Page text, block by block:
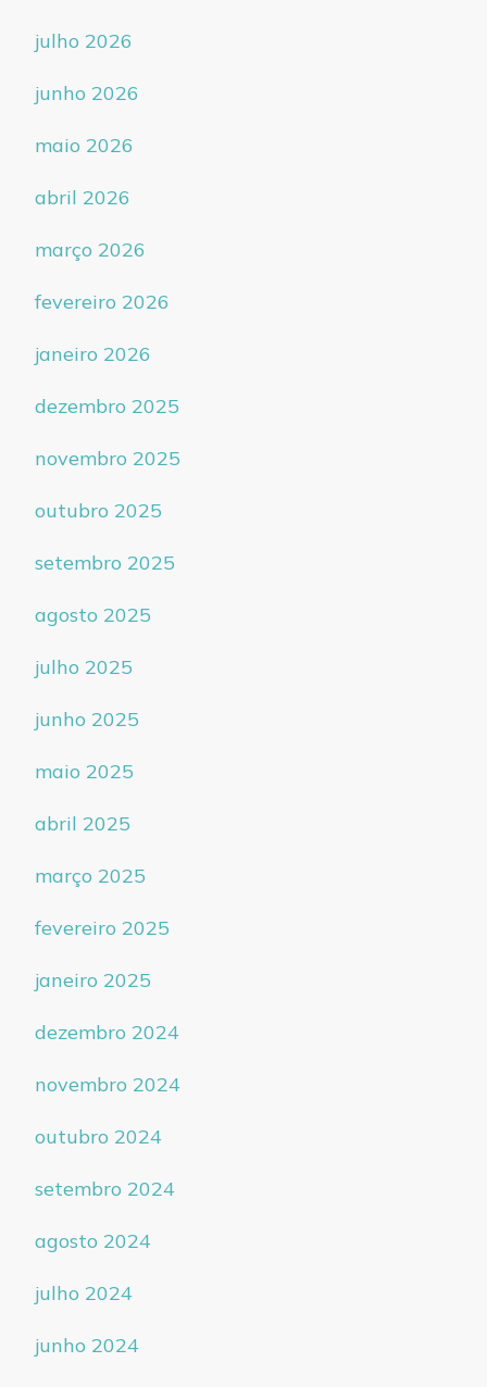
julho 2026
junho 2026
maio 2026
abril 2026
março 2026
fevereiro 2026
janeiro 2026
dezembro 2025
novembro 2025
outubro 2025
setembro 2025
agosto 2025
julho 2025
junho 2025
maio 2025
abril 2025
março 2025
fevereiro 2025
janeiro 2025
dezembro 2024
novembro 2024
outubro 2024
setembro 2024
agosto 2024
julho 2024
junho 2024